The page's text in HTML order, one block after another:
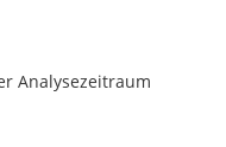
Analysezeitraum